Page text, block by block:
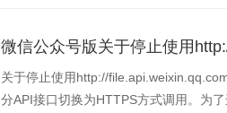
微信公众号版关于停止使用
关于停止使用http://
分API接口切换为HTTPS方式调用。为